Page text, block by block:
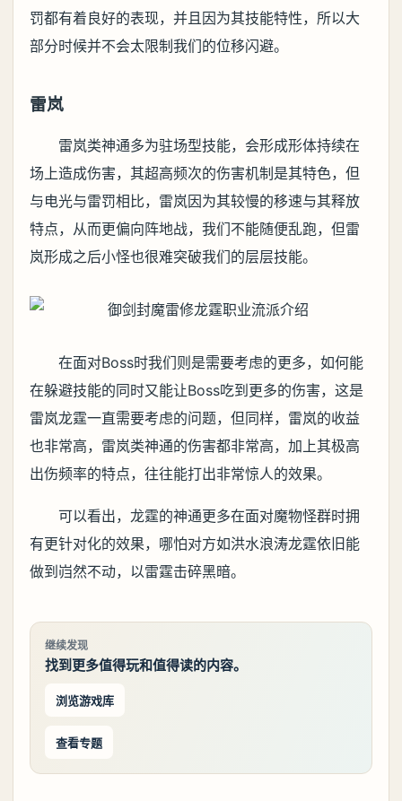
罚都有着良好的表现，并且因为其技能特性，所以大
部分时候并不会太限制我们的位移闪避。
雷岚
雷岚类神通多为驻场型技能，会形成形体持续在
场上造成伤害，其超高频次的伤害机制是其特色，但
与电光与雷罚相比，雷岚因为其较慢的移速与其释放
特点，从而更偏向阵地战，我们不能随便乱跑，但雷
岚形成之后小怪也很难突破我们的层层技能。
在面对Boss时我们则是需要考虑的更多，如何能
在躲避技能的同时又能让Boss吃到更多的伤害，这是
雷岚龙霆一直需要考虑的问题，但同样，雷岚的收益
也非常高，雷岚类神通的伤害都非常高，加上其极高
出伤频率的特点，往往能打出非常惊人的效果。
可以看出，龙霆的神通更多在面对魔物怪群时拥
有更针对化的效果，哪怕对方如洪水浪涛龙霆依旧能
做到岿然不动，以雷霆击碎黑暗。
继续发现
找到更多值得玩和值得读的内容。
浏览游戏库
查看专题